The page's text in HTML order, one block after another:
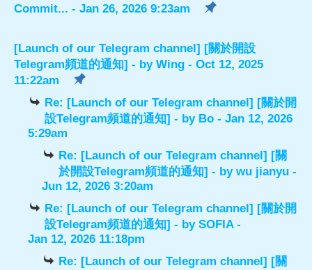
Commit... - Jan 26, 2026 9:23am
[Launch of our Telegram channel] [關於開設
Telegram頻道的通知] - by Wing - Oct 12, 2025
11:22am
Re: [Launch of our Telegram channel] [關於開
設Telegram頻道的通知] - by Bo - Jan 12, 2026
5:29am
Re: [Launch of our Telegram channel] [關
於開設Telegram頻道的通知] - bywu jianyu -
Jun 12, 2026 3:20am
Re: [Launch of our Telegram channel] [關於開
設Telegram頻道的通知] - bySOFIA-
Jan 12, 2026 11:18pm
Re: [Launch of our Telegram channel] [關